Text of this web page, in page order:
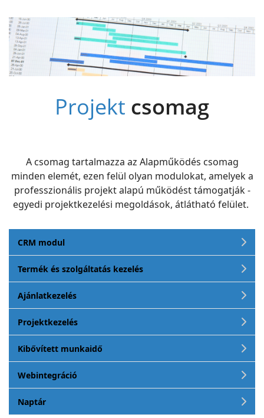
Projekt csomag
A csomag tartalmazza az Alapműködés csomag
minden elemét, ezen felül olyan modulokat, amelyek a
professzionális projekt alapú működést támogatják -
egyedi projektkezelési megoldások, átlátható felület.
CRM modul
Termék és szolgáltatás kezelés
Ajánlatkezelés
Projektkezelés
Kibővített munkaidő
Webintegráció
Naptár